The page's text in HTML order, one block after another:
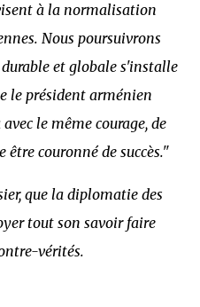
à la normalisation
Nous poursuivrons
et globale s'installe
le président arménien
le même courage, de
être couronné de succès."
que la diplomatie des
tout son savoir faire
vérités.